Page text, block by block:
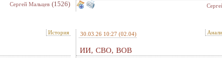
Сергей Мальцев (1526)
История 30.03.26 10:27 (02.04)
ИИ, СВО, ВОВ